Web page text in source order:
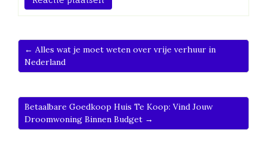
← Alles wat je moet weten over vrije verhuur in
Nederland
Betaalbare Goedkoop Huis Te Koop: Vind Jouw
Droomwoning Binnen Budget →